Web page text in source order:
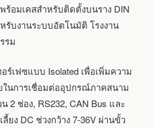
DIN
RAIL,
CAN
อมเคสสำหรับติดตั้งบนราง DIN
รับงานระบบอัตโนมัติ โรงงาน
รม
เฟซแบบ Isolated เพื่อเพิ่มความ
นการเชื่อมต่ออุปกรณ์ภาคสนาม
2 ช่อง, RS232, CAN Bus และ
ยง DC ช่วงกว้าง 7-36V ผ่านขั้ว